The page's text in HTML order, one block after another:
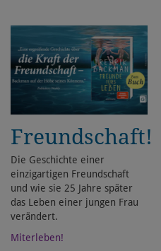
Freundschaft!
Die Geschichte einer
einzigartigen Freundschaft
und wie sie 25 Jahre später
das Leben einer jungen Frau
verändert.
Miterleben!